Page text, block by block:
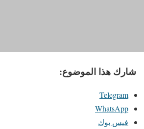
شارك هذا الموضوع:
Telegram
WhatsApp
فيس بوك